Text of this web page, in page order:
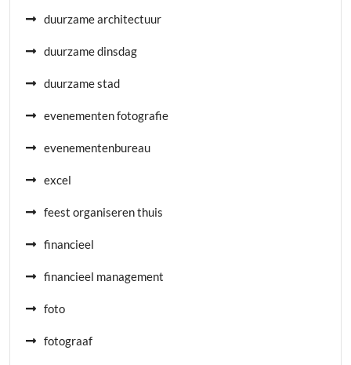
duurzame architectuur
duurzame dinsdag
duurzame stad
evenementen fotografie
evenementenbureau
excel
feest organiseren thuis
financieel
financieel management
foto
fotograaf